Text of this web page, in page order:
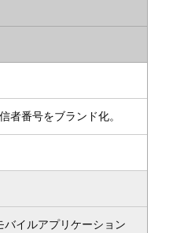
者番号をブランド化。
イルアプリケーション